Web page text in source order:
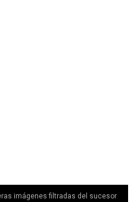
imágenes filtradas del sucesor